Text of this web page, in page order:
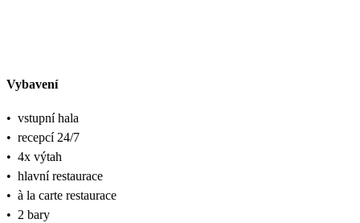
Vybavení
• vstupní hala
• recepcí 24/7
• 4x výtah
• hlavní restaurace
• à la carte restaurace
• 2 bary